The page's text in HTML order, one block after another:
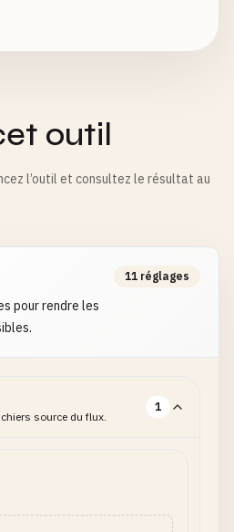
outil
l’outil et consultez le résultat au
pour rendre les
11 réglages
source du flux.
1